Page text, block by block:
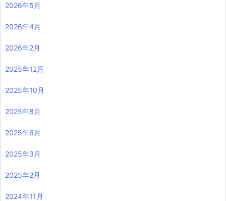
2026年5月
2026年4月
2026年2月
2025年12月
2025年10月
2025年8月
2025年6月
2025年3月
2025年2月
2024年11月